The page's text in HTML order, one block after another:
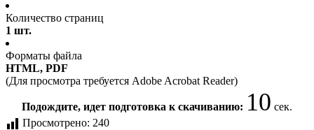
Количество страниц
1 шт.
Форматы файла
HTML, PDF
(Для просмотра требуется Adobe Acrobat Reader)
Подождите, идет подготовка к скачиванию: 10 сек.
Просмотрено: 240